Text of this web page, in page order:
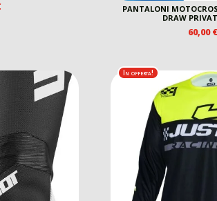
PANTALONI
DRAW
60,00€
In offerta!